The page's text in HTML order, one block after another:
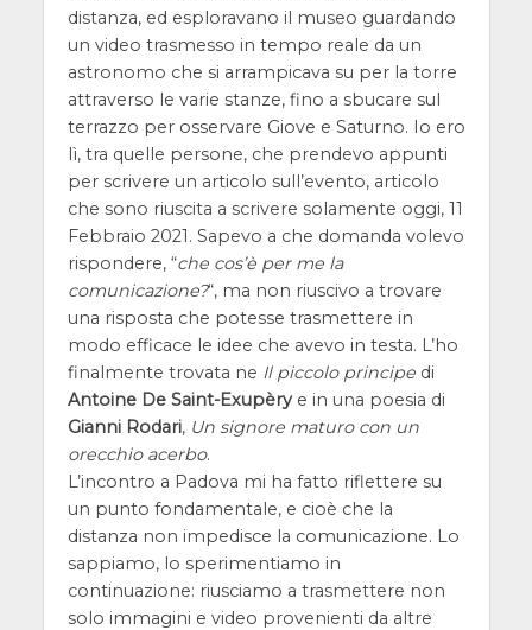
distanza, ed esploravano il museo guardando
un video trasmesso in tempo reale da un
astronomo che si arrampicava su per la torre
attraverso le varie stanze, fino a sbucare sul
terrazzo per osservare Giove e Saturno. Io ero
lì, tra quelle persone, che prendevo appunti
per scrivere un articolo sull’evento, articolo
che sono riuscita a scrivere solamente oggi, 11
Febbraio 2021. Sapevo a che domanda volevo
rispondere, “che cos’è per me la
comunicazione?“, ma non riuscivo a trovare
una risposta che potesse trasmettere in
modo efficace le idee che avevo in testa. L’ho
finalmente trovata ne Il piccolo principedi
Antoine De Saint-Exupèrye in una poesia di
Gianni Rodari, Un signore maturo con un
orecchio acerbo.
L’incontro a Padova mi ha fatto riflettere su
un punto fondamentale, e cioè che la
distanza non impedisce la comunicazione. Lo
sappiamo, lo sperimentiamo in
continuazione: riusciamo a trasmettere non
solo immagini e video provenienti da altre